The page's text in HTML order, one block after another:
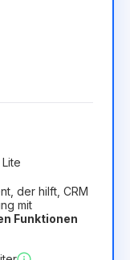
der hilft, CRM
mit
Funktionen